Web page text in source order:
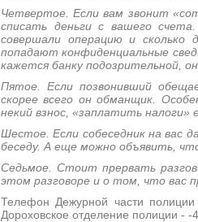
Четвертое. Если вам звонит
списать деньги с вашего
совершали операцию и
попадают конфиденциальные
кажется банку подозрительной,
Пятое. Если позвонивший
скорее всего он обманщик.
некий взнос, «заплатить налоги»
Шестое. Если собеседник на вас
беседу. А еще можно объявить,
Седьмое. Стоит прервать
этом разговоре и о том, что вас
Телефон Дежурной части
Дороховское отделение полиции - -